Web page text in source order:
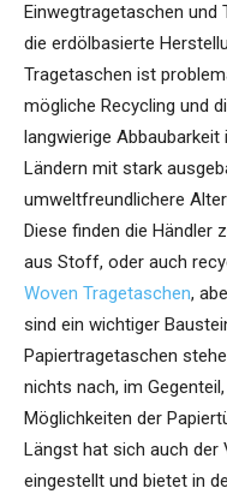
Einwegtragetaschen
die erdölbasierte
Tragetaschen ist
mögliche Recycling und
langwierige
Ländern mit stark
umweltfreundlichere
Diese finden die Händler
aus Stoff, oder auch
Woven Tragetaschen,
sind ein wichtiger
Papiertragetaschen
nichts nach, im
Möglichkeiten der
Längst hat sich auch der
eingestellt und bietet in